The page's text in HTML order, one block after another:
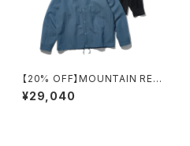
【20% OFF】MOUNTAIN RES
EARCH / F.M. COACH SHIR
T
¥29,040